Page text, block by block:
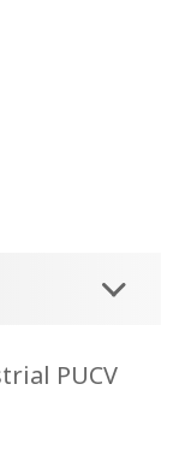
PUCV